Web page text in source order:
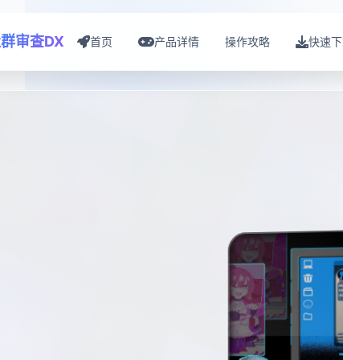
审查DX 首页 产品详情 操作攻略 快速